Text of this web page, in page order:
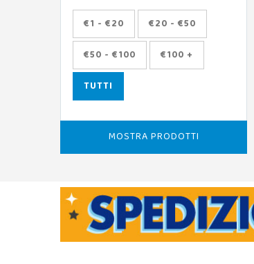
€1 - €20 €20 - €50
€50 - €100 €100 +
TUTTI
MOSTRA PRODOTTI